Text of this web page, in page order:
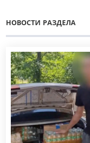
НОВОСТИ РАЗДЕЛА